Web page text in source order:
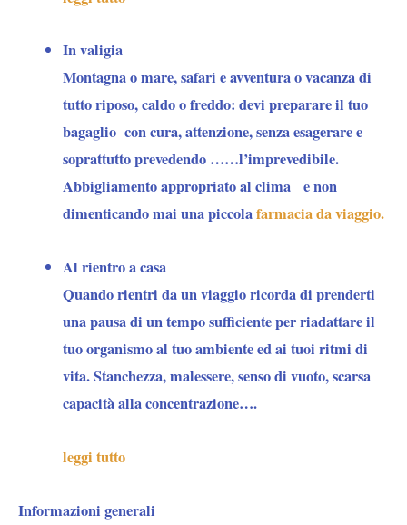
In valigia
Montagna o mare, safari e avventura o vacanza di
tutto riposo, caldo o freddo: devi preparare il tuo
bagaglio con cura, attenzione, senza esagerare e
soprattutto prevedendo ……l’imprevedibile.
Abbigliamento appropriato al clima e non
dimenticando mai una piccolafarmacia da viaggio.
Al rientro a casa
Quando rientri da un viaggio ricorda di prenderti
una pausa di un tempo sufficiente per riadattare il
tuo organismo al tuo ambiente ed ai tuoi ritmi di
vita. Stanchezza, malessere, senso di vuoto, scarsa
capacità alla concentrazione….
leggi tutto
Informazioni generali